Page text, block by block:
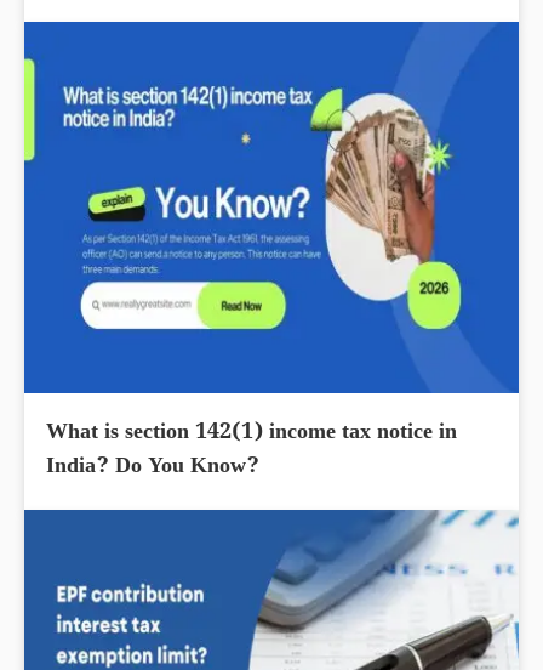
What is section 142(1) income tax notice in
India? Do You Know?